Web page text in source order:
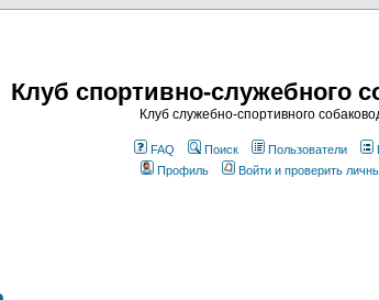
Клуб спортивно-служебного
Клуб служебно-спортивного
FAQ Поиск Пользователи
Профиль
Войти и проверить